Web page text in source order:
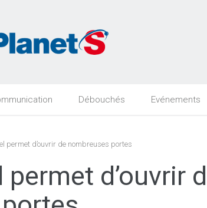
Débouchés Evénements
permet d’ouvrir de nombreuses portes
d’ouvrir